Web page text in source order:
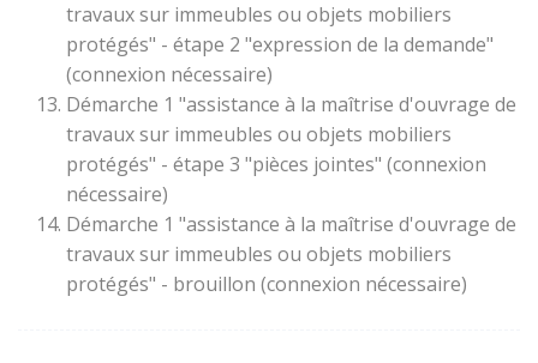
travaux sur immeubles ou objets mobiliers
protégés" - étape 2 "expression de la demande"
(connexion nécessaire)
Démarche 1 "assistance à la maîtrise d'ouvrage de
travaux sur immeubles ou objets mobiliers
protégés" - étape 3 "pièces jointes" (connexion
nécessaire)
Démarche 1 "assistance à la maîtrise d'ouvrage de
travaux sur immeubles ou objets mobiliers
protégés" - brouillon (connexion nécessaire)